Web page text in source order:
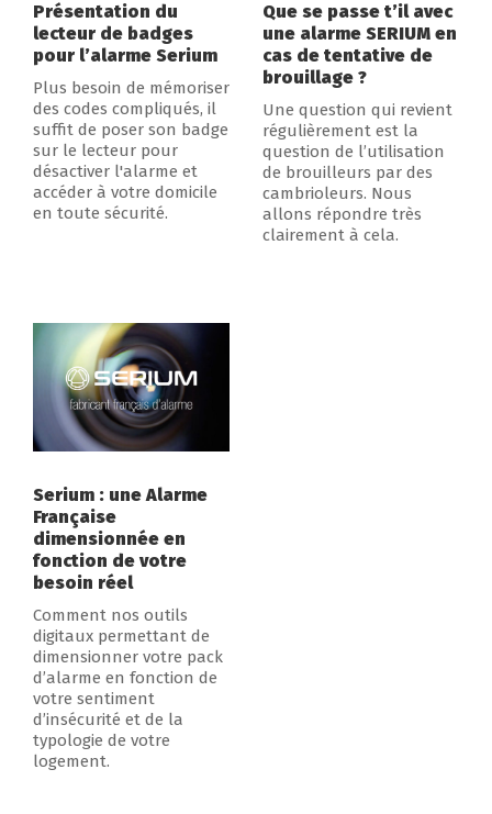
Présentation du
lecteur de badges
pour l’alarme Serium
Plus besoin de mémoriser
des codes compliqués, il
suffit de poser son badge
sur le lecteur pour
désactiver l'alarme et
accéder à votre domicile
en toute sécurité.
Que se passe t’il avec
une alarme SERIUM en
cas de tentative de
brouillage ?
Une question qui revient
régulièrement est la
question de l’utilisation
de brouilleurs par des
cambrioleurs. Nous
allons répondre très
clairement à cela.
Serium : une Alarme
Française
dimensionnée en
fonction de votre
besoin réel
Comment nos outils
digitaux permettant de
dimensionner votre pack
d’alarme en fonction de
votre sentiment
d’insécurité et de la
typologie de votre
logement.